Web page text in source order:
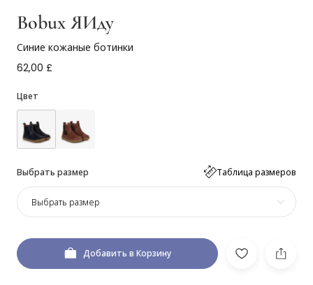
Bobux ЯИду
Синие кожаные ботинки
62,00 £
Цвет
Выбрать размер Таблица размеров
Выбрать размер
Добавить в Корзину